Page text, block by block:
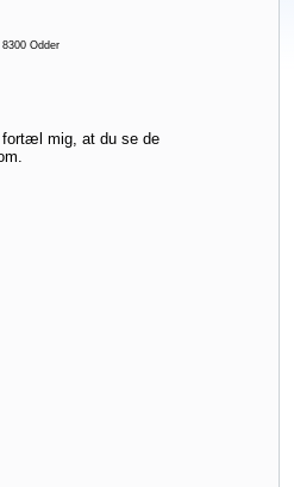
Odder
fortæl mig, at du se de